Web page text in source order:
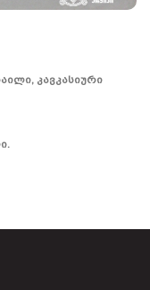
კავკასიური